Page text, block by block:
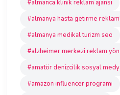
#almanca klinik reklam ajansı
#almanya hasta getirme
#almanya medikal turizm seo
#alzheimer merkezi reklam
#amatör denizcilik sosyal
#amazon influencer programı